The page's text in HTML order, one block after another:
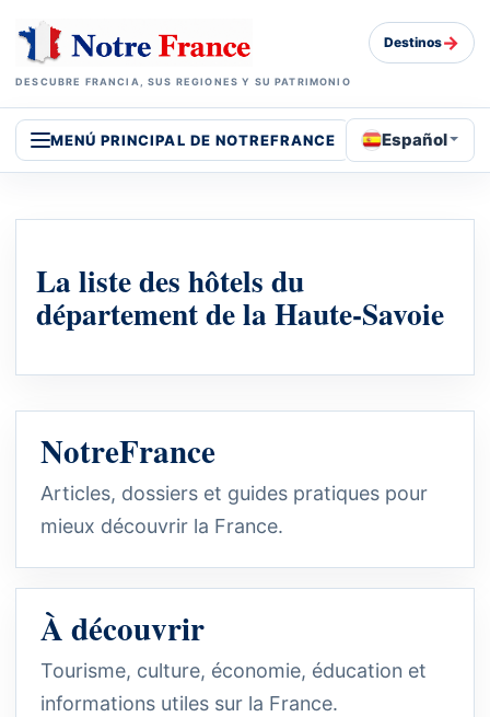
DESCUBRE FRANCIA, SUS REGIONES Y SU PATRIMONIO
Destinos→
MENÚ PRINCIPAL DE NOTREFRANCE Español
La liste des hôtels du
département de la Haute-Savoie
NotreFrance
Articles, dossiers et guides pratiques pour
mieux découvrir la France.
À découvrir
Tourisme, culture, économie, éducation et
informations utiles sur la France.